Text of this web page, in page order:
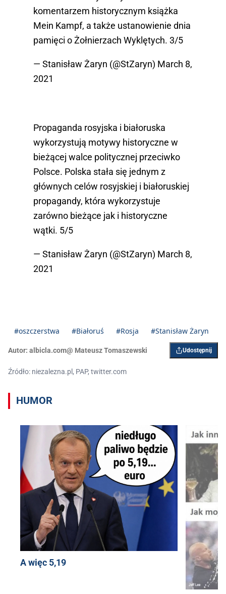
komentarzem historycznym książka
Mein Kampf, a także ustanowienie dnia
pamięci o Żołnierzach Wyklętych. 3/5
— Stanisław Żaryn (@StZaryn) March 8,
2021
Propaganda rosyjska i białoruska
wykorzystują motywy historyczne w
bieżącej walce politycznej przeciwko
Polsce. Polska stała się jednym z
głównych celów rosyjskiej i białoruskiej
propagandy, która wykorzystuje
zarówno bieżące jak i historyczne
wątki. 5/5
— Stanisław Żaryn (@StZaryn) March 8,
2021
#oszczerstwa #Białoruś #Rosja #Stanisław Żaryn
Autor: albicla.com@ Mateusz Tomaszewski Udostępnij
Źródło: niezalezna.pl, PAP, twitter.com
HUMOR
A więc 5,19